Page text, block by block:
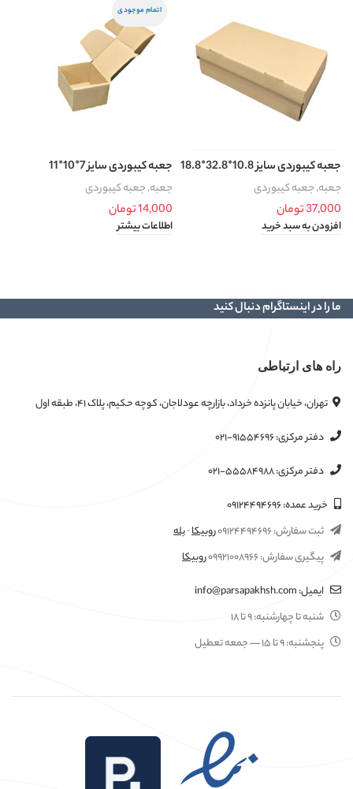
جعبه کیبوردی سایز 10.8*32.8*18.8
جعبه,جعبه کیبوردی
37,000تومان
افزودن به سبد خرید
اتمام موجودی
جعبه کیبوردی سایز 7*10*11
جعبه,جعبه کیبوردی
14,000تومان
اطلاعات بیشتر
ما را در اینستاگرام دنبال کنید
راه های ارتباطی
تهران، خیابان پانزده خرداد، بازارچه عودلاجان، کوچه حکیم، پلاک ۴۱، طبقه اول
دفتر مرکزی:۰۲۱-۹۱۵۵۴۶۹۶
دفتر مرکزی:۰۲۱-۵۵۵۸۴۹۸۸
خرید عمده:۰۹۱۲۴۴۹۴۶۹۶
ثبت سفارش:۰۹۱۲۴۴۹۴۶۹۶روبیکا·بله
پیگیری سفارش:۰۹۹۲۱۰۰۸۹۶۶روبیکا
ایمیل:info@parsapakhsh.com
شنبه تا چهارشنبه:۹ تا ۱۸
پنجشنبه:۹ تا ۱۵ — جمعه تعطیل